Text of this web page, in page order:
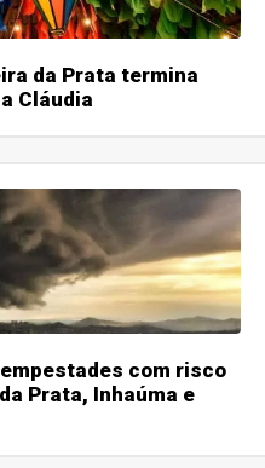
da Prata termina
Cláudia
com risco
Prata, Inhaúma e